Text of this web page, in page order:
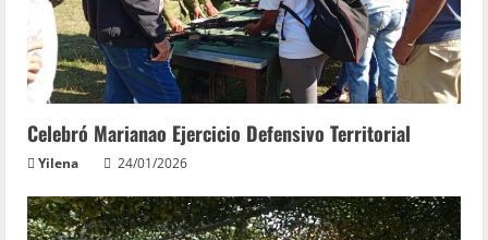
Celebró Marianao Ejercicio Defensivo Territorial
Yilena 24/01/2026